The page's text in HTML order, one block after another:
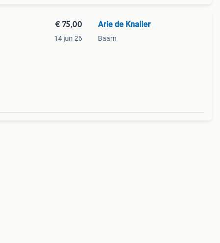
€ 75,00
14 jun 26
Arie de Knaller
Baarn